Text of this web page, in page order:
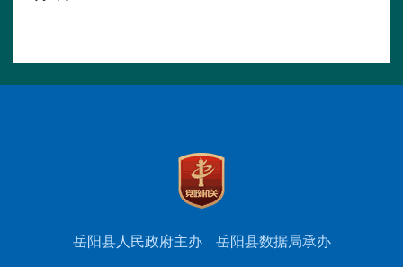
岳阳县人民政府主办
岳阳县数据局承办